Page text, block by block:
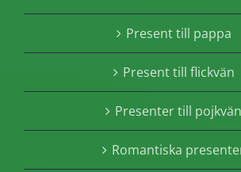
Present till pappa
Present till flickvän
Presenter till pojkvän
Romantiska